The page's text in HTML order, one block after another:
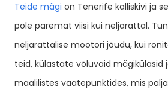
Teide mägi on Tenerife kalliskivi ja
pole paremat viisi kui neljarattal.
neljarattalise mootori jõudu, kui
teid, külastate võluvaid mägikülasid
maalilistes vaatepunktides, mis